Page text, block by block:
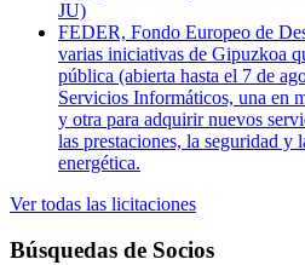
JU)
FEDER, Fondo Europeo de
varias iniciativas de Gipuzkoa
pública (abierta hasta el 7 de
Servicios Informáticos, una en
y otra para adquirir nuevos
las prestaciones, la seguridad y
energética.
Ver todas las licitaciones
Búsquedas de Socios